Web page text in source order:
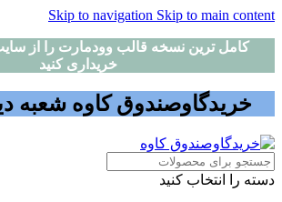
Skip to navigation Skip to main content
کامل ترین نسخه قالب وودمارت را از
خریداری کنید
خریدگاوصندوق کاوه شعبه
دسته را انتخاب کنید